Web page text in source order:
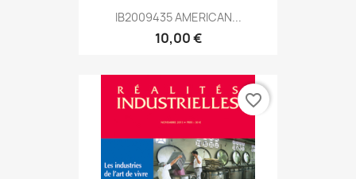
IB2009435 AMERICAN...
10,00 €
favorite_border